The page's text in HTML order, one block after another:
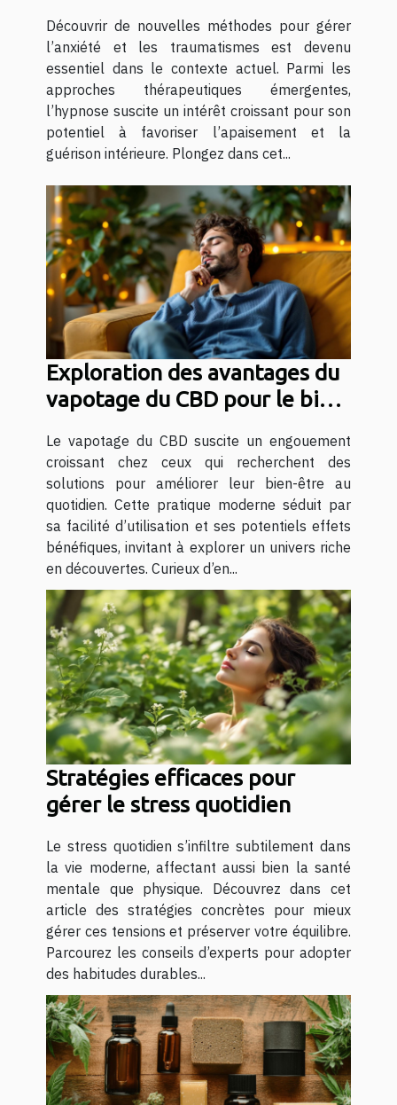
Découvrir de nouvelles méthodes pour gérer
l’anxiété et les traumatismes est devenu
essentiel dans le contexte actuel. Parmi les
approches thérapeutiques émergentes,
l’hypnose suscite un intérêt croissant pour son
potentiel à favoriser l’apaisement et la
guérison intérieure. Plongez dans cet...
Exploration des avantages du
vapotage du CBD pour le bien-
Le vapotage du CBD suscite un engouement
croissant chez ceux qui recherchent des
solutions pour améliorer leur bien-être au
quotidien. Cette pratique moderne séduit par
sa facilité d’utilisation et ses potentiels effets
bénéfiques, invitant à explorer un univers riche
en découvertes. Curieux d’en...
Stratégies efficaces pour
gérer le stress quotidien
Le stress quotidien s’infiltre subtilement dans
la vie moderne, affectant aussi bien la santé
mentale que physique. Découvrez dans cet
article des stratégies concrètes pour mieux
gérer ces tensions et préserver votre équilibre.
Parcourez les conseils d’experts pour adopter
des habitudes durables...